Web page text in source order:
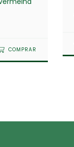
COMPRAR